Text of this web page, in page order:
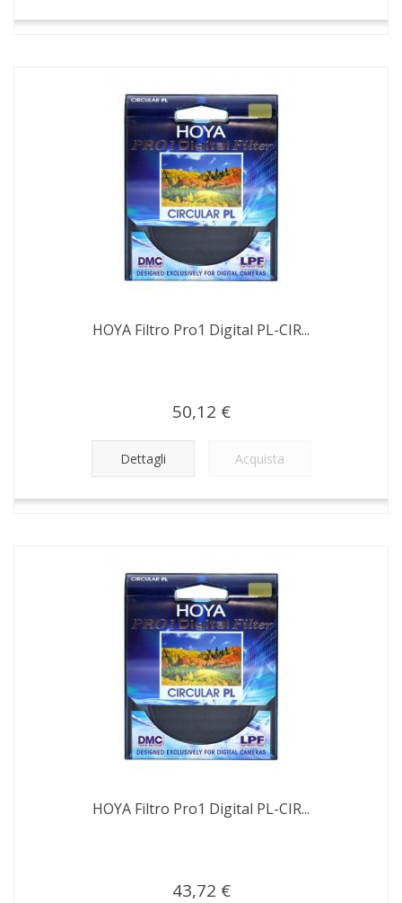
HOYA Filtro Pro1 Digital PL-CIR...
50,12 €
Dettagli Acquista
HOYA Filtro Pro1 Digital PL-CIR...
43,72 €